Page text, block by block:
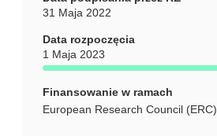
31 Maja 2022
Data rozpoczęcia
1 Maja 2023
Finansowanie w ramach
European Research Council (ERC)